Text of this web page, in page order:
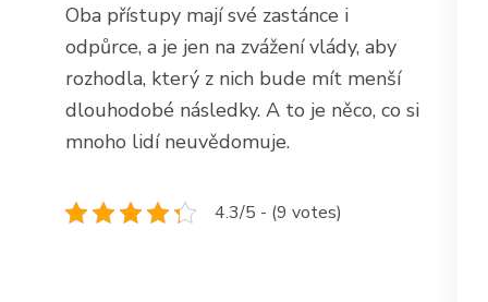
Oba přístupy mají své zastánce i
odpůrce, a je jen na zvážení vlády, aby
rozhodla, který z nich bude mít menší
dlouhodobé následky. A to je něco, co si
mnoho lidí neuvědomuje.
4.3/5 - (9 votes)